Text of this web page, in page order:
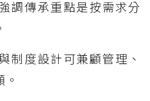
調傳承重點是按需求分
制度設計可兼顧管理、